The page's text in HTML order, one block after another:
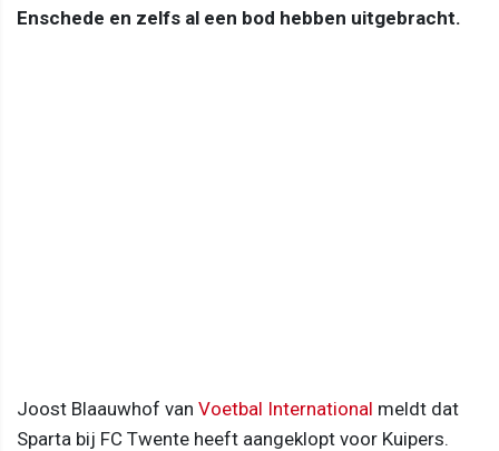
Enschede en zelfs al een bod hebben uitgebracht.
Joost Blaauwhof van Voetbal International meldt dat
Sparta bij FC Twente heeft aangeklopt voor Kuipers.